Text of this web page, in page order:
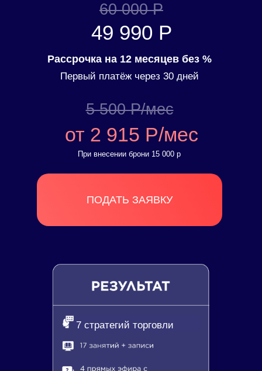
от 2 915 Р/мес
Рассрочка на 12 месяцев без %
Первый платёж через 30 дней
7 стратегий торговли
5 500 Р/мес
ПОДАТЬ ЗАЯВКУ
При внесении брони 15 000 р
49 990 Р
60 000 Р